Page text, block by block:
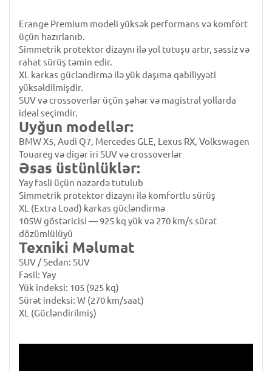
Erange Premium modeli yüksək performans və komfort
üçün hazırlanıb.
Simmetrik protektor dizaynı ilə yol tutuşu artır, səssiz və
rahat sürüş təmin edir.
XL karkas gücləndirmə ilə yük daşıma qabiliyyəti
yüksəldilmişdir.
SUV və crossoverlər üçün şəhər və magistral yollarda
ideal seçimdir.
Uyğun modellər:
BMW X5, Audi Q7, Mercedes GLE, Lexus RX, Volkswagen
Touareg və digər iri SUV və crossoverlər
Əsas üstünlüklər:
Yay fəsli üçün nəzərdə tutulub
Simmetrik protektor dizaynı ilə komfortlu sürüş
XL (Extra Load) karkas gücləndirmə
105W göstəricisi — 925 kq yük və 270 km/s sürət
dözümlülüyü
Texniki Məlumat
SUV / Sedan: SUV
Fəsil: Yay
Yük indeksi: 105 (925 kq)
Sürət indeksi: W (270 km/saat)
XL (Gücləndirilmiş)